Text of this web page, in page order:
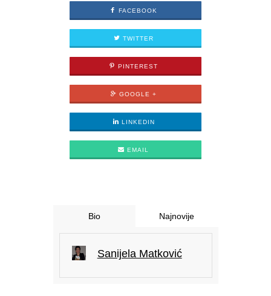
FACEBOOK
TWITTER
PINTEREST
GOOGLE +
LINKEDIN
EMAIL
Bio Najnovije
Sanijela Matković